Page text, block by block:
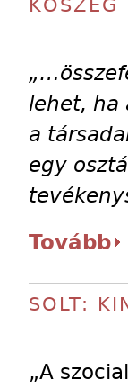
KŐSZEG
lehet, ha
a
egy
Tovább
SOLT:
„A